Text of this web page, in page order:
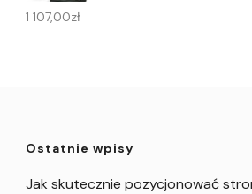
1 107,00zł
Ostatnie wpisy
Jak skutecznie pozycjonować